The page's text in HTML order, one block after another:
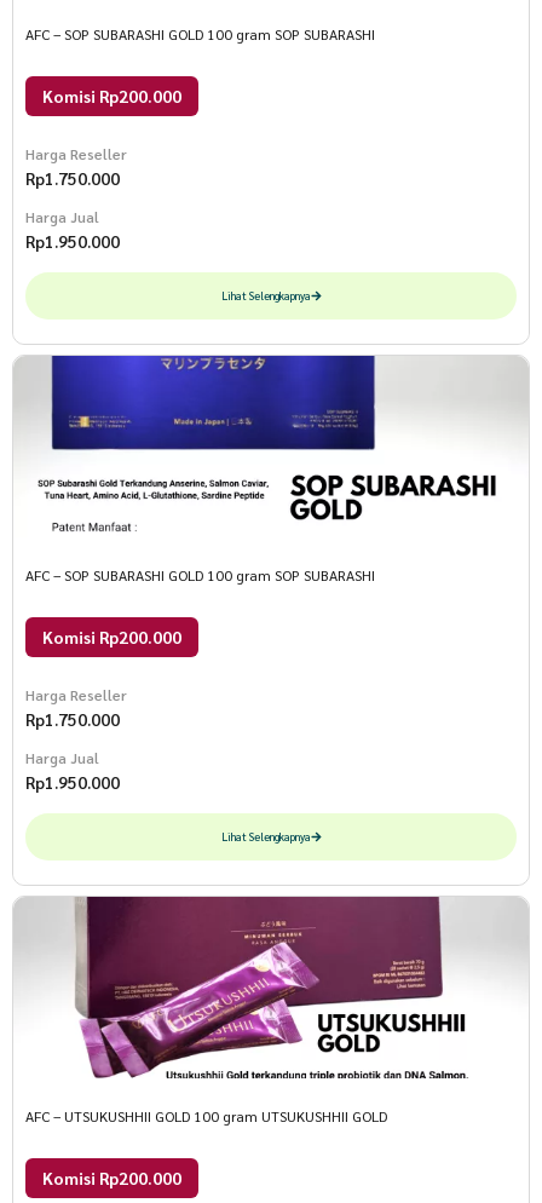
AFC – SOP SUBARASHI GOLD 100 gram SOP SUBARASHI
Komisi Rp200.000
Harga Reseller
Rp1.750.000
Harga Jual
Rp1.950.000
Lihat Selengkapnya
AFC – SOP SUBARASHI GOLD 100 gram SOP SUBARASHI
Komisi Rp200.000
Harga Reseller
Rp1.750.000
Harga Jual
Rp1.950.000
Lihat Selengkapnya
AFC – UTSUKUSHHII GOLD 100 gram UTSUKUSHHII GOLD
Komisi Rp200.000